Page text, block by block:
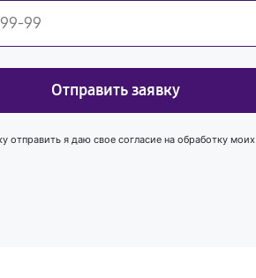
Отправить заявку
отправить я даю свое согласие на обработку моих